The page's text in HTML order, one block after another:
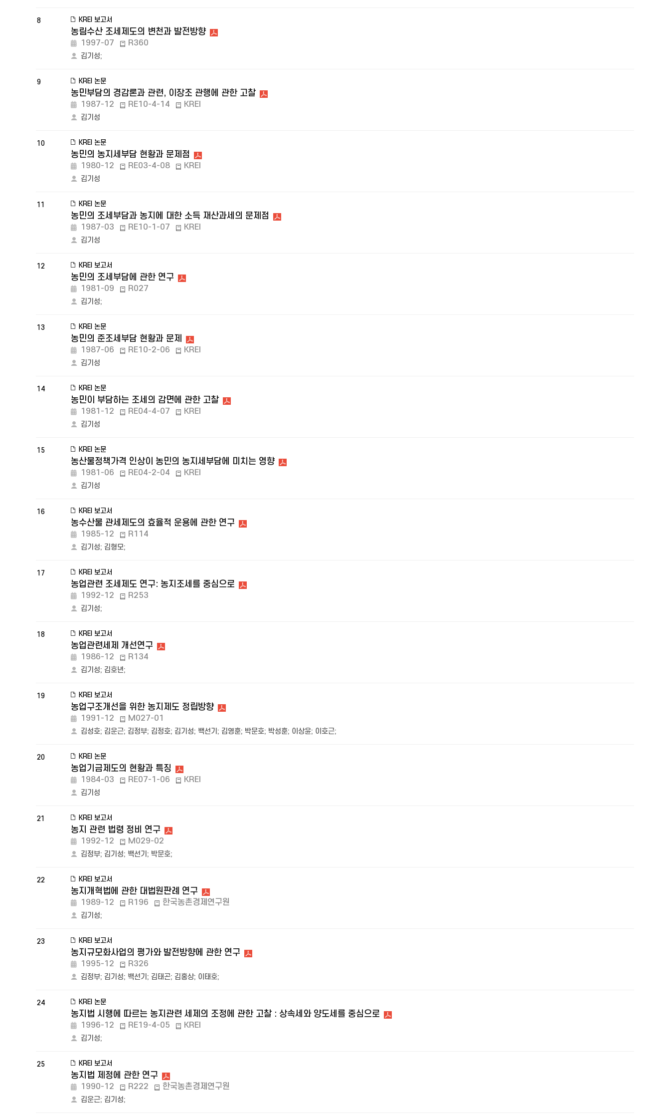
8 KREI 보고서
농림수산 조세제도의 변천과 발전방향
1997-07 R360
김기성;
9 KREI 논문
농민부담의 경감론과 관련, 이장조 관행에 관한 고찰
1987-12 RE10-4-14 KREI
김기성
10 KREI 논문
농민의 농지세부담 현황과 문제점
1980-12 RE03-4-08 KREI
김기성
11 KREI 논문
농민의 조세부담과 농지에 대한 소득 재산과세의 문제점
1987-03 RE10-1-07 KREI
김기성
12 KREI 보고서
농민의 조세부담에 관한 연구
1981-09 R027
김기성;
13 KREI 논문
농민의 준조세부담 현황과 문제
1987-06 RE10-2-06 KREI
김기성
14 KREI 논문
농민이 부담하는 조세의 감면에 관한 고찰
1981-12 RE04-4-07 KREI
김기성
15 KREI 논문
농산물정책가격 인상이 농민의 농지세부담에 미치는 영향
1981-06 RE04-2-04 KREI
김기성
16 KREI 보고서
농수산물 관세제도의 효율적 운용에 관한 연구
1985-12 R114
김기성; 김형모;
17 KREI 보고서
농업관련 조세제도 연구: 농지조세를 중심으로
1992-12 R253
김기성;
18 KREI 보고서
농업관련세제 개선연구
1986-12 R134
김기성; 김호년;
19 KREI 보고서
농업구조개선을 위한 농지제도 정립방향
1991-12 M027-01
김성호; 김운근; 김정부; 김정호; 김기성; 백선기 ; 김영훈; 박문호; 박성훈; 이상윤; 이호근;
20 KREI 논문
농업기금제도의 현황과 특징
1984-03 RE07-1-06 KREI
김기성
21 KREI 보고서
농지 관련 법령 정비 연구
1992-12 M029-02
김정부; 김기성; 백선기 ; 박문호;
22 KREI 보고서
농지개혁법에 관한 대법원판례 연구
1989-12 R196 한국농촌경제연구원
김기성;
23 KREI 보고서
농지규모화사업의 평가와 발전방향에 관한 연구
1995-12 R326
김정부; 김기성; 백선기 ; 김태곤; 김홍상; 이태호;
24 KREI 논문
농지법 시행에 따르는 농지관련 세제의 조정에 관한 고찰 : 상속세와 양도세를 중심으로
1996-12 RE19-4-05 KREI
김기성;
25 KREI 보고서
농지법 제정에 관한 연구
1990-12 R222 한국농촌경제연구원
김운근; 김기성;